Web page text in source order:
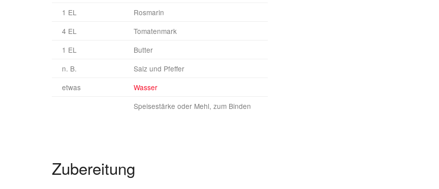
1 EL
Rosmarin
4 EL
Tomatenmark
1 EL
Butter
n. B.
Salz und Pfeffer
etwas
Wasser
Speisestärke oder Mehl, zum Binden
Zubereitung